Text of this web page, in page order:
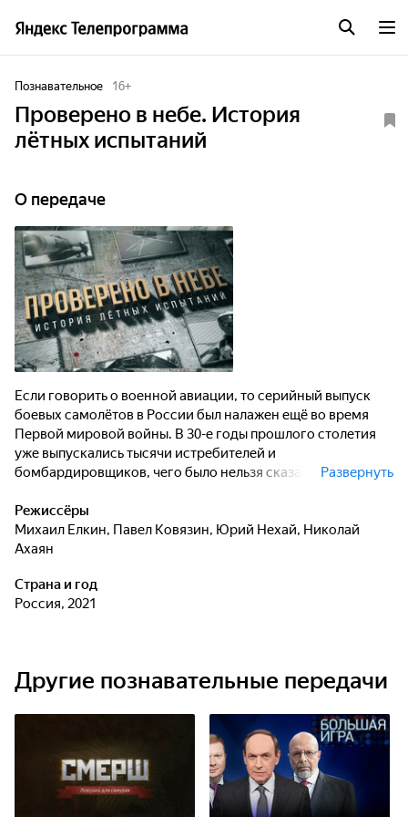
Познавательное 16+
Проверено в небе. История
лётных испытаний
О передаче
Если говорить о военной авиации, то серийный выпуск
боевых самолётов в России был налажен ещё во время
Первой мировой войны. В 30-е годы прошлого столетия
уже выпускались тысячи истребителей и
бомбардировщиков, чего было нельзя сказать о
Отечественной это направление стало бурно развиваться.
Первенцем гражданской реактивной авиации стал Ту-104,
но мало кто знает, что вскоре с его помощью начали
пространства. Документальный фильм расскажет о
необычных и почти фантастических авиационных
Развернуть
Режиссёры
Михаил Елкин, Павел Ковязин, Юрий Нехай, Николай
Ахаян
Страна и год
Россия, 2021
Другие познавательные передачи